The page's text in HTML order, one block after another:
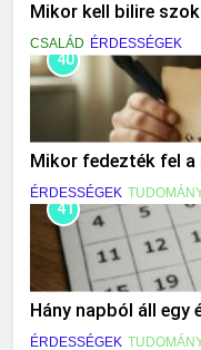
Mikor kell bilire
CSALÁD ÉRDESSÉGEK
40
Mikor fedezték fel
ÉRDESSÉGEK
41
Hány napból áll egy
ÉRDESSÉGEK